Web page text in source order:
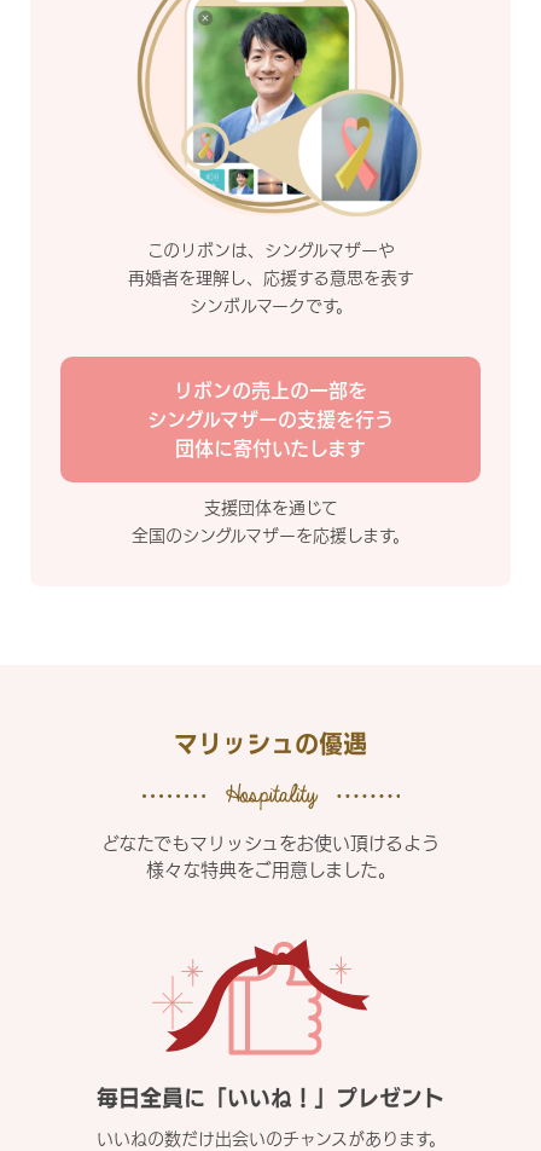
このリボンは、シングルマザーや
再婚者を理解し、応援する意思を表す
シンボルマークです。
リボンの売上の一部を
シングルマザーの支援を行う
団体に寄付いたします
支援団体を通じて
全国のシングルマザーを応援します。
マリッシュの優遇
どなたでもマリッシュをお使い頂けるよう
様々な特典をご用意しました。
毎日全員に「いいね！」プレゼント
いいねの数だけ出会いのチャンスがあります。